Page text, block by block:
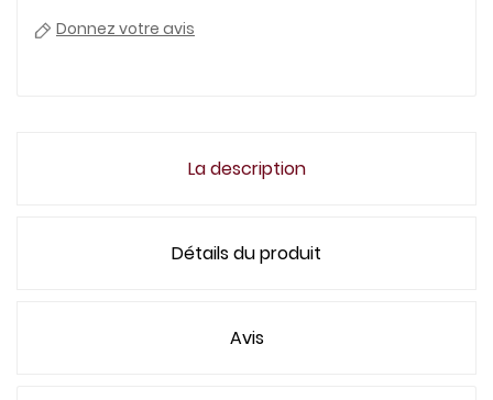
Donnez votre avis
La description
Détails du produit
Avis